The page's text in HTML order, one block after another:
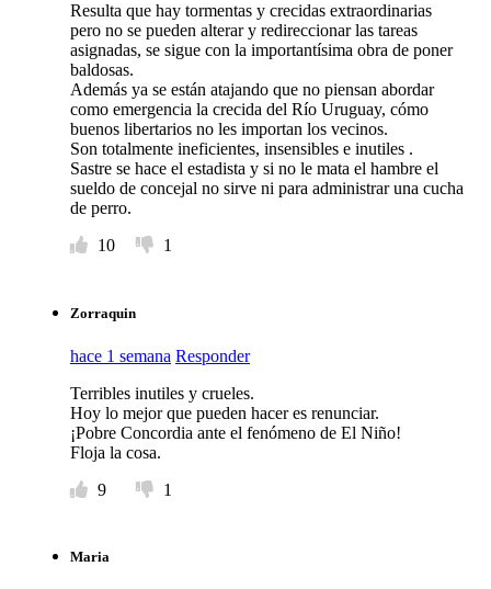
Resulta que hay tormentas y crecidas extraordinarias
pero no se pueden alterar y redireccionar las tareas
asignadas, se sigue con la importantísima obra de poner
baldosas.
Además ya se están atajando que no piensan abordar
como emergencia la crecida del Río Uruguay, cómo
buenos libertarios no les importan los vecinos.
Son totalmente ineficientes, insensibles e inutiles .
Sastre se hace el estadista y si no le mata el hambre el
sueldo de concejal no sirve ni para administrar una cucha
de perro.
10
1
Zorraquin
hace 1 semana Responder
Terribles inutiles y crueles.
Hoy lo mejor que pueden hacer es renunciar.
¡Pobre Concordia ante el fenómeno de El Niño!
Floja la cosa.
9
1
Maria